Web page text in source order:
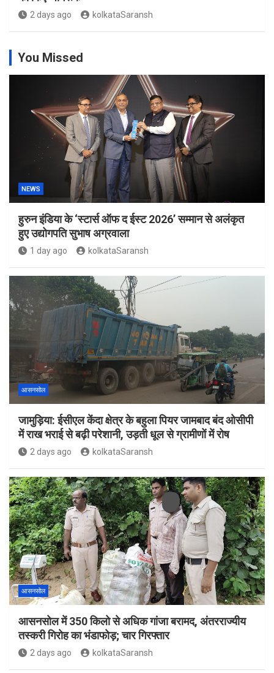
2 days ago kolkataSaransh
You Missed
NEWS
हुरुन इंडिया के ‘स्टार्स ऑफ द ईस्ट 2026’ सम्मान से अलंकृत
हुए उद्योगपति सुभाष अग्रवाला
1 day ago kolkataSaransh
आसनसोल
जामुड़िया: ईसीएल केंदा क्षेत्र के बहुला पियर जामबाद बंद ओसीपी
में राख भराई से बढ़ी परेशानी, उड़ती धूल से ग्रामीणों में रोष
2 days ago kolkataSaransh
आसनसोल
आसनसोल में 350 किलो से अधिक गांजा बरामद, अंतरराज्यीय
तस्करी गिरोह का भंडाफोड़; चार गिरफ्तार
2 days ago kolkataSaransh